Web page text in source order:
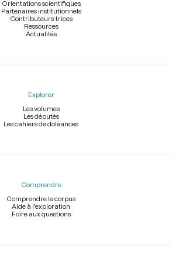
Orientations scientifiques
Partenaires institutionnels
Contributeurs-trices
Ressources
Actualités
Explorer
Les volumes
Les députés
Les cahiers de doléances
Comprendre
Comprendre le corpus
Aide à l'exploration
Foire aux questions